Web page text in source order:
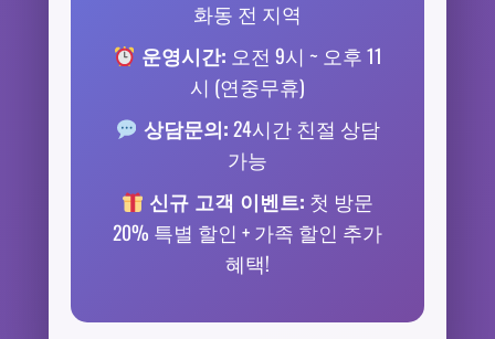
화동 전 지역
운영시간: 오전 9시 ~ 오후 11
시 (연중무휴)
상담문의:24시간 친절 상담
가능
신규 고객 이벤트: 첫 방문
20% 특별 할인 + 가족 할인 추가
혜택!